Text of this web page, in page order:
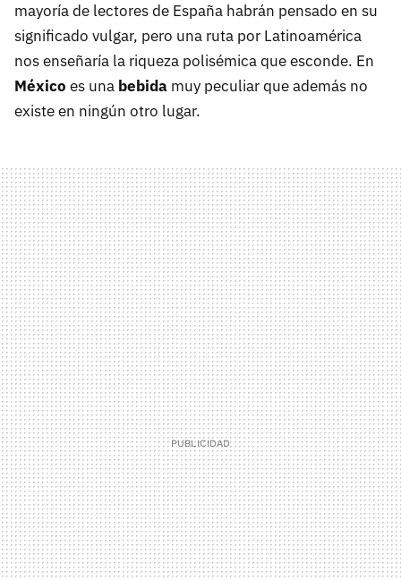
mayoría de lectores de España habrán pensado en su
significado vulgar, pero una ruta por Latinoamérica
nos enseñaría la riqueza polisémica que esconde. En
México es una bebida muy peculiar que además no
existe en ningún otro lugar.